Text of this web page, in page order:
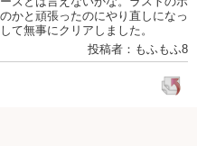
かと頑張ったのにやり直しになっ
て無事にクリアしました。
投稿者：もふもふ8